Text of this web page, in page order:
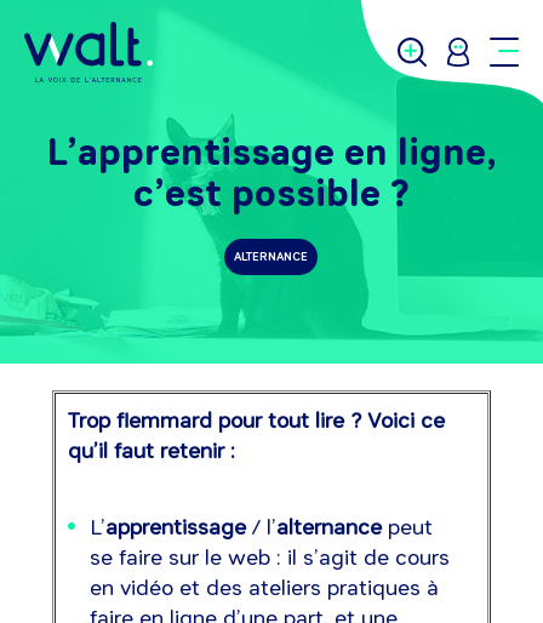
L’apprentissage en ligne,
c’est possible ?
ALTERNANCE
Trop flemmard pour tout lire ? Voici ce
qu’il faut retenir :
L’apprentissage/ l’alternancepeut
se faire sur le web : il s’agit de cours
en vidéo et des ateliers pratiques à